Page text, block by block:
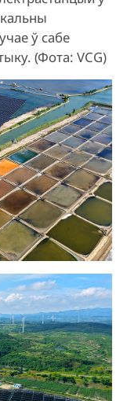
ў сабе
(Фота: VCG)